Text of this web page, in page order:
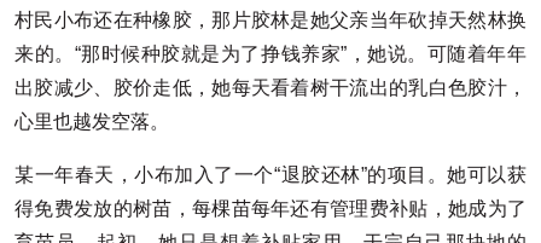
村民小布还在种橡胶，那片胶林是她父亲当年砍掉天然林换
来的。“那时候种胶就是为了挣钱养家”，她说。可随着年年
出胶减少、胶价走低，她每天看着树干流出的乳白色胶汁，
心里也越发空落。
某一年春天，小布加入了一个“退胶还林”的项目。她可以获
得免费发放的树苗，每棵苗每年还有管理费补贴，她成为了